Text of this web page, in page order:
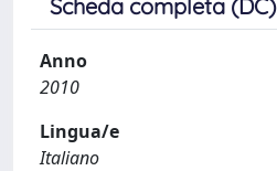
Scheda completa (DC)
Anno
2010
Lingua/e
Italiano